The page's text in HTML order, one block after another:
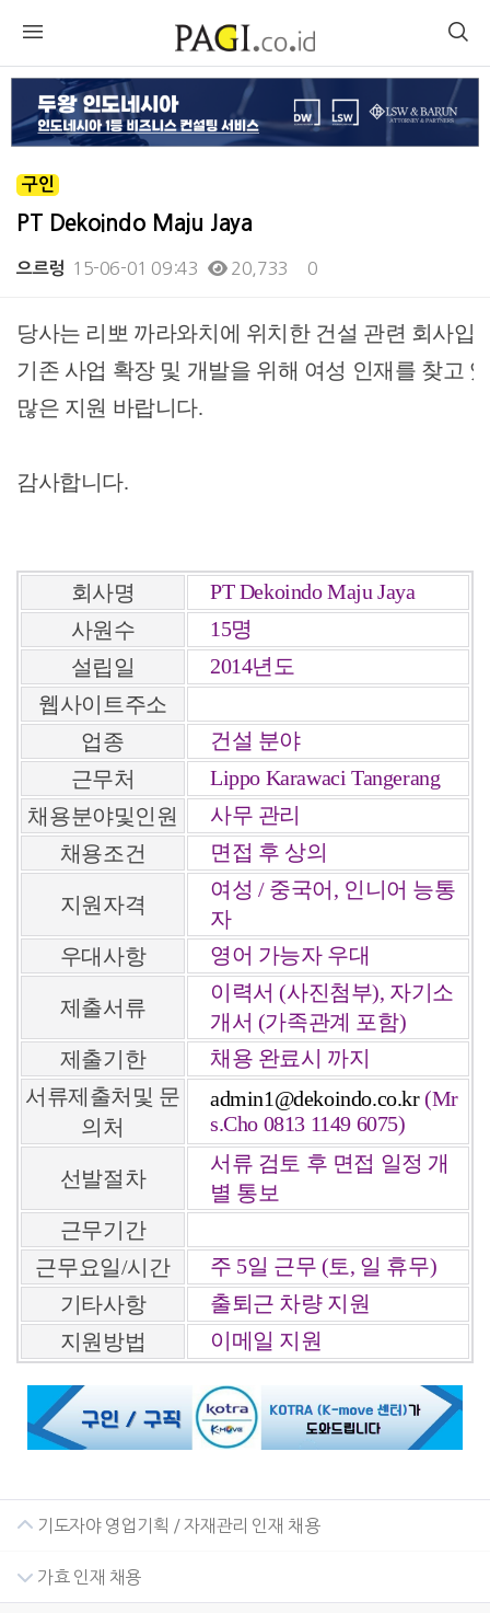
구인
PT Dekoindo Maju Jaya
으르렁 15-06-01 09:43 20,733 0
본문
당사는 리뽀 까라와치에 위치한 건설 관련 회사입
기존 사업 확장 및 개발을 위해 여성 인재를 찾고
많은 지원 바랍니다.
감사합니다.
회사명
PT Dekoindo Maju Jaya
사원수
15명
설립일
2014년도
웹사이트주소
업종
건설 분야
근무처
Lippo Karawaci Tangerang
채용분야및인원
사무 관리
채용조건
면접 후 상의
지원자격
여성 / 중국어, 인니어 능통
자
우대사항
영어 가능자 우대
제출서류
이력서 (사진첨부), 자기소
개서 (가족관계 포함)
제출기한
채용 완료시 까지
서류제출처및 문
의처
admin1@dekoindo.co.kr(Mr
s.Cho 0813 1149 6075)
선발절차
서류 검토 후 면접 일정 개
별 통보
근무기간
근무요일/시간
주 5일 근무 (토, 일 휴무)
기타사항
출퇴근 차량 지원
지원방법
이메일 지원
기도자야 영업기획 / 자재관리 인재 채용
가효 인재 채용